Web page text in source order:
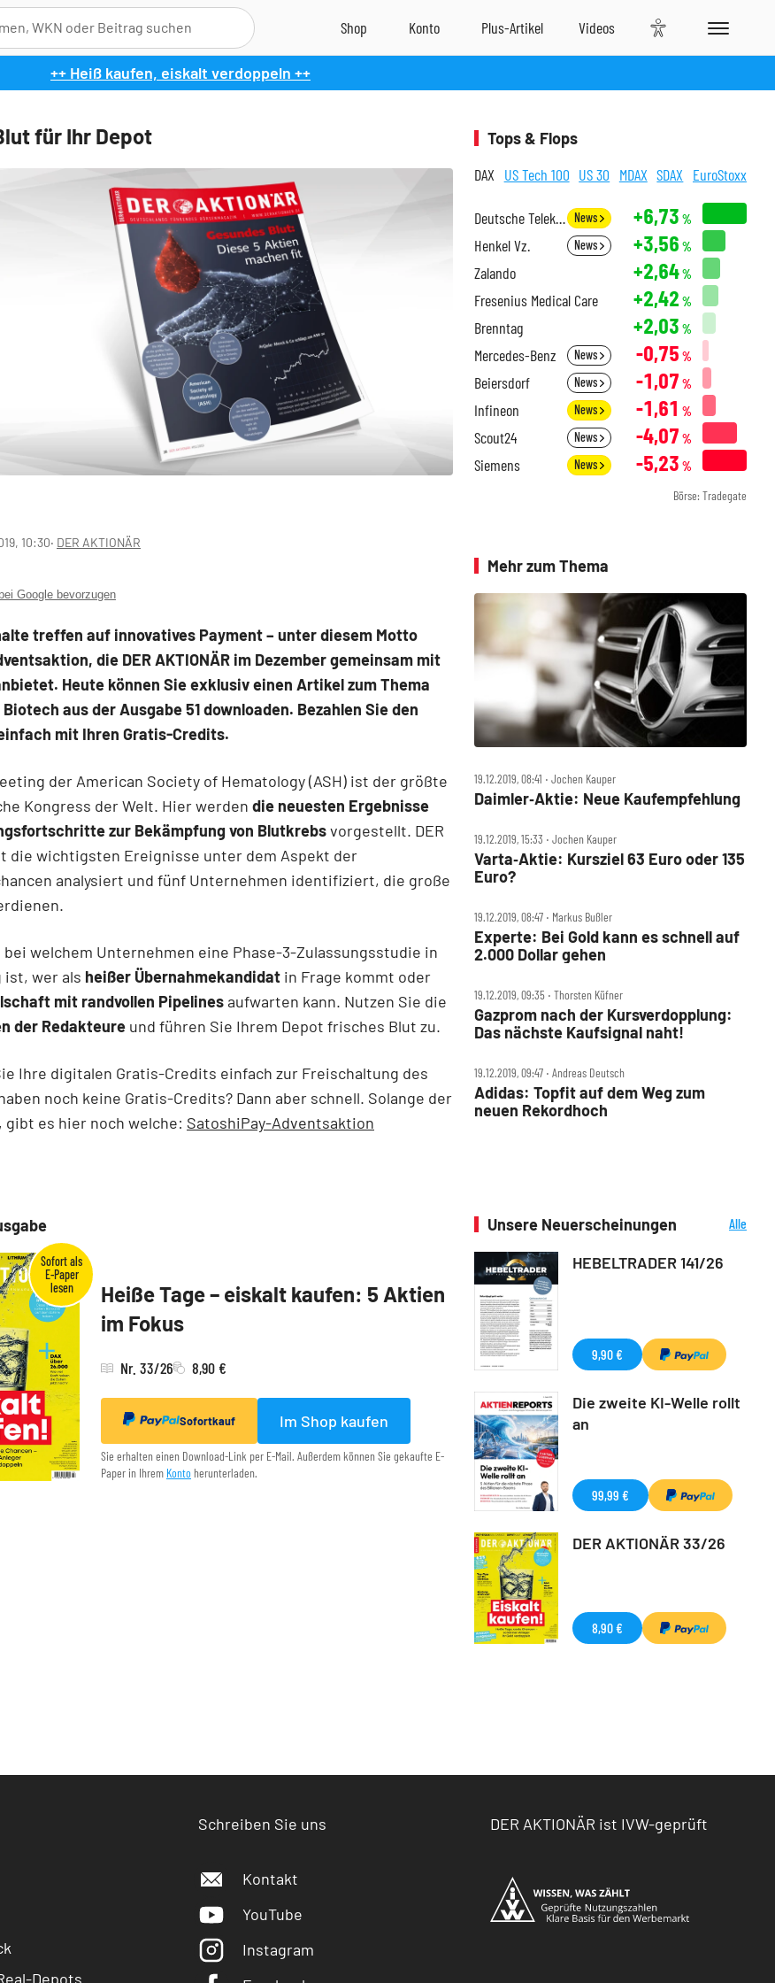
++ Heiß kaufen, eiskalt verdoppeln ++
für Ihr Depot
10:30‧ DER AKTIONÄR
Google bevorzugen
treffen auf innovatives Payment – unter diesem Motto
die DER AKTIONÄR im Dezember gemeinsam mit
Heute können Sie exklusiv einen Artikel zum Thema
Biotech aus der Ausgabe 51 downloaden. Bezahlen Sie den
mit Ihren Gratis-Credits.
der American Society of Hematology (ASH) ist der größte
Kongress der Welt. Hier werden die neuesten Ergebnisse
zur Bekämpfung von Blutkrebsvorgestellt. DER
die wichtigsten Ereignisse unter dem Aspekt der
analysiert und fünf Unternehmen identifiziert, die große
bei welchem Unternehmen eine Phase-3-Zulassungsstudie in
wer als heißer Übernahmekandidat in Frage kommt oder
mit randvollen Pipelinesaufwarten kann. Nutzen Sie die
der Redakteure und führen Sie Ihrem Depot frisches Blut zu.
Ihre digitalen Gratis-Credits einfach zur Freischaltung des
noch keine Gratis-Credits? Dann aber schnell. Solange der
es hier noch welche: SatoshiPay-Adventsaktion
Heiße Tage – eiskalt kaufen: 5 Aktien
im Fokus
Nr. 33/26 8,90 €
Sofortkauf Im Shop kaufen
Sie erhalten einen Download-Link per E-Mail. Außerdem können Sie gekaufte E-
Paper in Ihrem Konto herunterladen.
Tops & Flops
DAX US Tech 100 US 30 MDAX SDAX EuroStoxx
Deutsche Telekom News +6,73 %
Henkel Vz. News +3,56 %
Zalando +2,64%
Fresenius Medical Care +2,42 %
Brenntag +2,03 %
Mercedes-Benz News -0,75 %
Beiersdorf News -1,07 %
Infineon News -1,61 %
Scout24 News -4,07 %
Siemens News -5,23 %
Börse: Tradegate
Mehr zum Thema
19.12.2019, 08:41 ‧ Jochen Kauper
Daimler‑Aktie: Neue Kaufempfehlung
19.12.2019, 15:33 ‧ Jochen Kauper
Varta‑Aktie: Kursziel 63 Euro oder 135
Euro?
19.12.2019, 08:47 ‧ Markus Bußler
Experte: Bei Gold kann es schnell auf
2.000 Dollar gehen
19.12.2019, 09:35 ‧ Thorsten Küfner
Gazprom nach der Kursverdopplung:
Das nächste Kaufsignal naht!
19.12.2019, 09:47 ‧ Andreas Deutsch
Adidas: Topfit auf dem Weg zum
neuen Rekordhoch
Unsere Neuerscheinungen
Alle
HEBELTRADER 141/26
9,90 €
Die zweite KI-Welle rollt
an
99,99 €
DER AKTIONÄR 33/26
8,90 €
Depots
Schreiben Sie uns
Kontakt
YouTube
Instagram
DER AKTIONÄR ist IVW-geprüft